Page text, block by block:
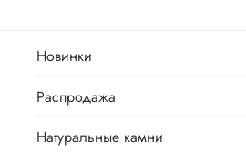
Новинки
Распродажа
Натуральные камни